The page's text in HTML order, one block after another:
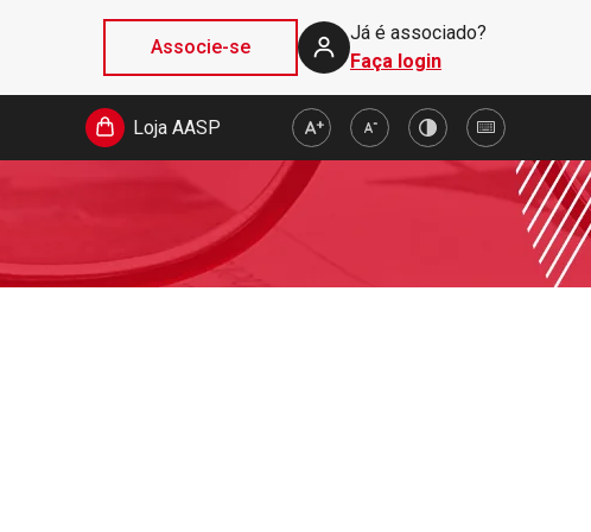
Associe-se
Já é associado?
Faça login
Loja AASP